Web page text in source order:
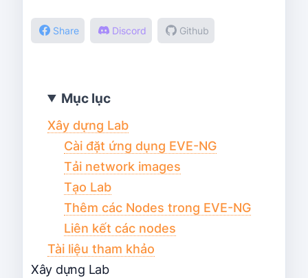
Share Discord Github
Mục lục
Xây dựng Lab
Cài đặt ứng dụng EVE-NG
Tải network images
Tạo Lab
Thêm các Nodes trong EVE-NG
Liên kết các nodes
Tài liệu tham khảo
Xây dựng Lab